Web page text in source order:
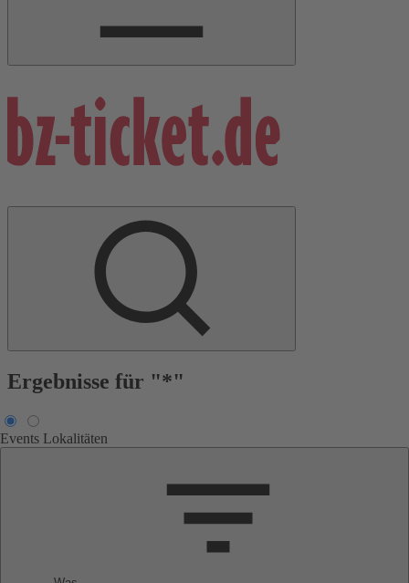
Ergebnisse für "*"
Events Lokalitäten